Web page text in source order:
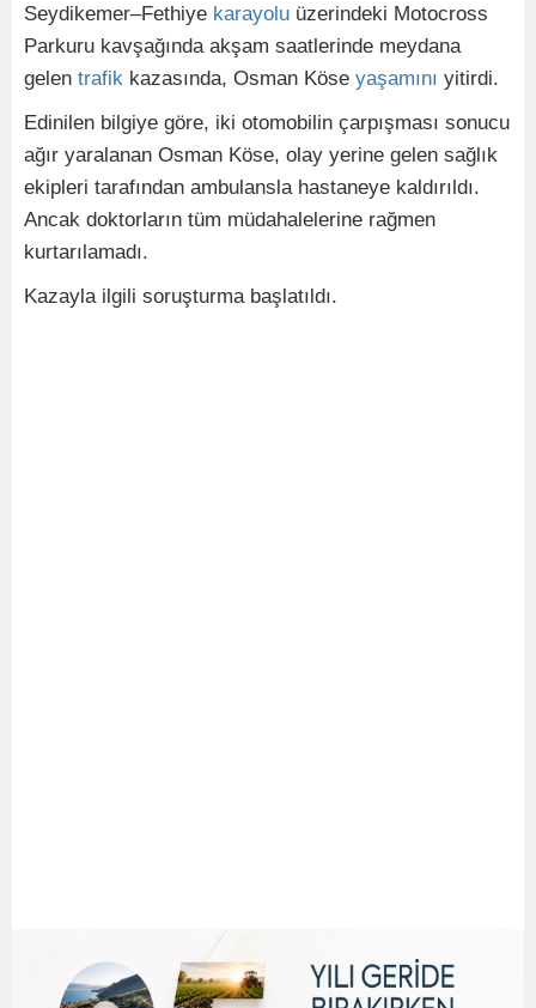
Seydikemer–Fethiye karayolu üzerindeki Motocross
Parkuru kavşağında akşam saatlerinde meydana
gelen trafik kazasında, Osman Köse yaşamını yitirdi.
Edinilen bilgiye göre, iki otomobilin çarpışması sonucu
ağır yaralanan Osman Köse, olay yerine gelen sağlık
ekipleri tarafından ambulansla hastaneye kaldırıldı.
Ancak doktorların tüm müdahalelerine rağmen
kurtarılamadı.
Kazayla ilgili soruşturma başlatıldı.